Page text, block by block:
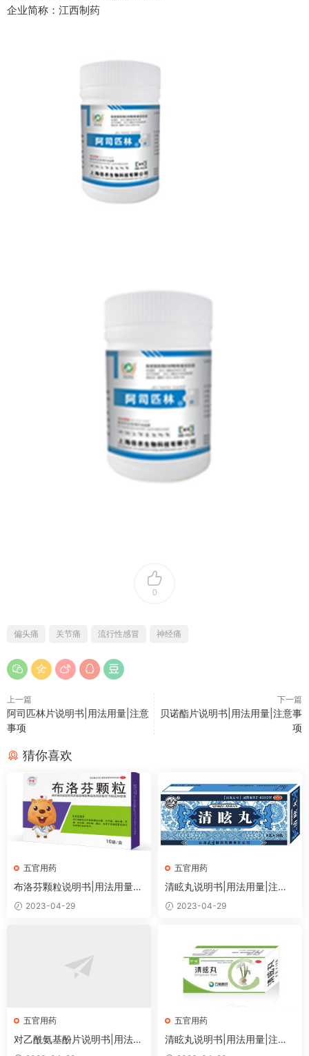
企业简称：江西制药
0
偏头痛 关节痛 流行性感冒 神经痛
上一篇
阿司匹林片说明书|用法用量|注意
事项
下一篇
贝诺酯片说明书|用法用量|注意事
项
猜你喜欢
五官用药
布洛芬颗粒说明书|用法用量|
注意事项
2023-04-29
五官用药
清眩丸说明书|用法用量|注意
事项2023-04-29
五官用药
对乙酰氨基酚片说明书|用法用
量|注意事项
五官用药
清眩丸说明书|用法用量|注意
事项